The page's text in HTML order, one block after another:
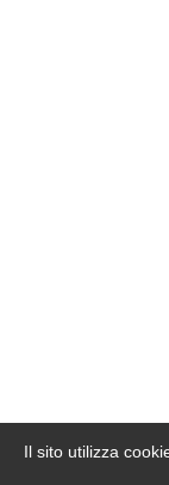
Il sito utilizza